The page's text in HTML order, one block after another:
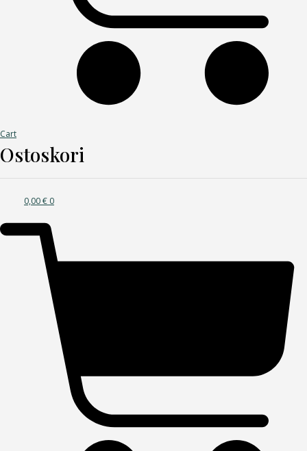
Cart
Ostoskori
0,00€ 0